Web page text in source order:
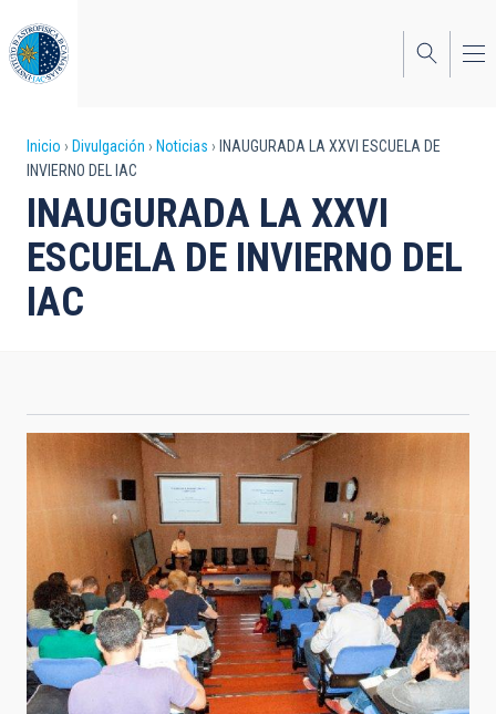
al
contenido
principal
Sobrescribir
enlaces
de
ayuda
a
Inicio Divulgación Noticias
INAUGURADA LA XXVI ESCUELA DE
INVIERNO DEL IAC
INAUGURADA LA XXVI
ESCUELA DE INVIERNO DEL
IAC